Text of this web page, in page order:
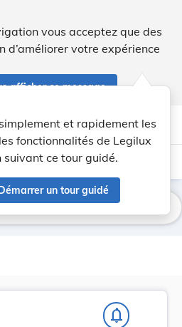
vous acceptez que des
d’améliorer votre expérience
afficher ce message
account_circle help Aide
et rapidement les
fonctionnalités de Legilux
suivant ce tour guidé.
un tour guidé
light_mode dark_mode
notifications_none